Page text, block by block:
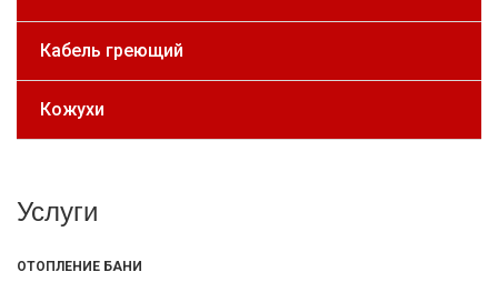
Кабель греющий
Кожухи
Услуги
ОТОПЛЕНИЕ БАНИ